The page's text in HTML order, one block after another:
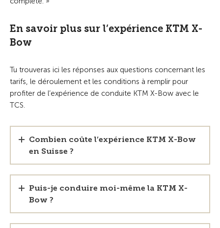
En savoir plus sur l’expérience KTM X-
Bow
Tu trouveras ici les réponses aux questions concernant les
tarifs, le déroulement et les conditions à remplir pour
profiter de l’expérience de conduite KTM X-Bow avec le
TCS.
Combien coûte l’expérience KTM X-Bow
en Suisse ?
Puis-je conduire moi-même la KTM X-
Bow ?